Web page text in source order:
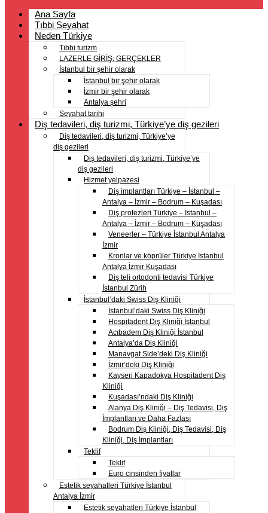
Ana Sayfa
Tıbbi Seyahat
Neden Türkiye
Tıbbi turizm
LAZERLE GİRİŞ: GERÇEKLER
İstanbul bir şehir olarak
İstanbul bir şehir olarak
İzmir bir şehir olarak
Antalya şehri
Seyahat tarihi
Diş tedavileri, diş turizmi, Türkiye’ye diş gezileri
Diş tedavileri, diş turizmi, Türkiye’ye
diş gezileri
Diş tedavileri, diş turizmi, Türkiye’ye
diş gezileri
Hizmet yelpazesi
Diş implantları Türkiye – İstanbul –
Antalya – İzmir – Bodrum – Kuşadası
Diş protezleri Türkiye – İstanbul –
Antalya – İzmir – Bodrum – Kuşadası
Veneerler – Türkiye İstanbul Antalya
İzmir
Kronlar ve köprüler Türkiye İstanbul
Antalya İzmir Kuşadası
Diş teli ortodonti tedavisi Türkiye
İstanbul Zürih
İstanbul’daki Swiss Diş Kliniği
İstanbul’daki Swiss Diş Kliniği
Hospitadent Diş Kliniği İstanbul
Acıbadem Diş Kliniği İstanbul
Antalya’da Diş Kliniği
Manavgat Side’deki Diş Kliniği
İzmir’deki Diş Kliniği
Kayseri Kapadokya Hospitadent Diş
Kliniği
Kuşadası’ndaki Diş Kliniği
Alanya Diş Kliniği – Diş Tedavisi, Diş
İmplantları ve Daha Fazlası
Bodrum Diş Kliniği, Diş Tedavisi, Diş
Kliniği, Diş İmplantları
Teklif
Teklif
Euro cinsinden fiyatlar
Estetik seyahatleri Türkiye İstanbul
Antalya İzmir
Estetik seyahatleri Türkiye İstanbul